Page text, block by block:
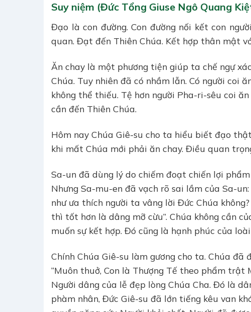
Suy niệm (Đức Tổng Giuse Ngô Quang
Đạo là con đường. Con đường nối kết con
quan. Đạt đến Thiên Chúa. Kết hợp thân mật
Ăn chay là một phương tiện giúp ta chế ngự
Chúa. Tuy nhiên đã có nhầm lẫn. Có người coi
không thể thiếu. Tệ hơn người Pha-ri-sêu coi
cần đến Thiên Chúa.
Hôm nay Chúa Giê-su cho ta hiểu biết đạo
khi mất Chúa mới phải ăn chay. Điều quan
Sa-un đã dùng lý do chiếm đoạt chiến lợi
Nhưng Sa-mu-en đã vạch rõ sai lầm của Sa-
như ưa thích người ta vâng lời Đức Chúa
thì tốt hơn là dâng mỡ cừu”. Chúa không cần
muốn sự kết hợp. Đó cũng là hạnh phúc của
Chính Chúa Giê-su làm gương cho ta. Chúa đã
“Muôn thuở, Con là Thượng Tế theo phẩm trật
Người dâng của lễ đẹp lòng Chúa Cha. Đó là
phàm nhân, Đức Giê-su đã lớn tiếng kêu van